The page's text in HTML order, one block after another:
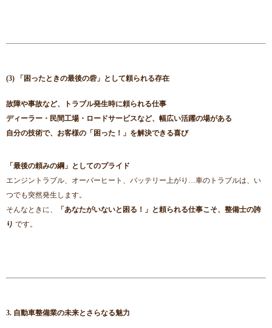
(3) 「困ったときの最後の砦」として頼られる存在
故障や事故など、トラブル発生時に頼られる仕事
ディーラー・民間工場・ロードサービスなど、幅広い活躍の場がある
自分の技術で、お客様の「困った！」を解決できる喜び
「最後の頼みの綱」としてのプライド
エンジントラブル、オーバーヒート、バッテリー上がり…車のトラブルは、い
つでも突然発生します。
そんなときに、
「あなたがいないと困る！」と頼られる仕事こそ、整備士の誇
り です。
3. 自動車整備業の未来とさらなる魅力